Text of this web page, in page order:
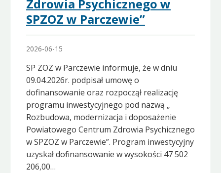
Zdrowia Psychicznego w
SPZOZ w Parczewie”
2026-06-15
SP ZOZ w Parczewie informuje, że w dniu
09.04.2026r. podpisał umowę o
dofinansowanie oraz rozpoczął realizację
programu inwestycyjnego pod nazwą „
Rozbudowa, modernizacja i doposażenie
Powiatowego Centrum Zdrowia Psychicznego
w SPZOZ w Parczewie”. Program inwestycyjny
uzyskał dofinansowanie w wysokości 47 502
206,00…